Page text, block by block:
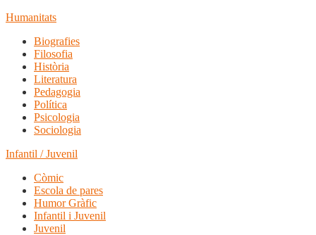
Humanitats
Biografies
Filosofia
Història
Literatura
Pedagogia
Política
Psicologia
Sociologia
Infantil / Juvenil
Còmic
Escola de pares
Humor Gràfic
Infantil i Juvenil
Juvenil